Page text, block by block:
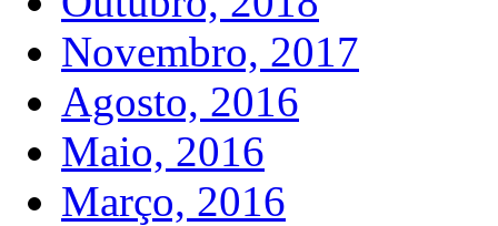
Novembro, 2017
Agosto, 2016
Maio, 2016
Março, 2016